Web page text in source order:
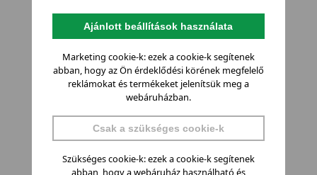
Ajánlott beállítások használata
Marketing cookie-k: ezek a cookie-k segítenek
abban, hogy az Ön érdeklődési körének megfelelő
reklámokat és termékeket jelenítsük meg a
webáruházban.
Csak a szükséges cookie-k
Szükséges cookie-k: ezek a cookie-k segítenek
abban, hogy a webáruház használható és